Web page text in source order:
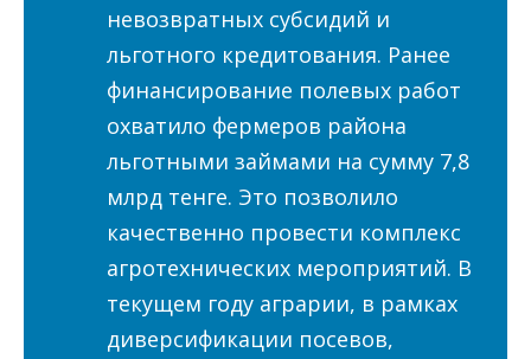
невозвратных субсидий и
льготного кредитования. Ранее
финансирование полевых работ
охватило фермеров района
льготными займами на сумму 7,8
млрд тенге. Это позволило
качественно провести комплекс
агротехнических мероприятий. В
текущем году аграрии, в рамках
диверсификации посевов,